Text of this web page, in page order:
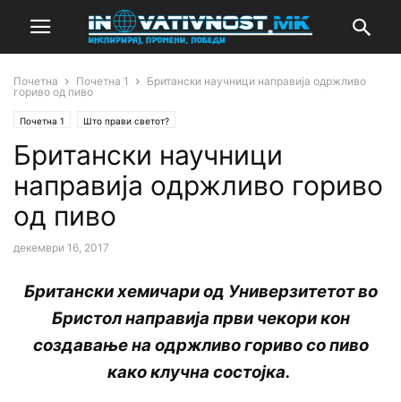
Почетна Почетна 1
Британски научници направија одржливо
гориво од пиво
Почетна 1 Што прави светот?
Британски научници
направија одржливо гориво
од пиво
декември 16, 2017
Британски хемичари од Универзитетот во
Бристол направија први чекори кон
создавање на одржливо гориво со пиво
како клучна состојка.